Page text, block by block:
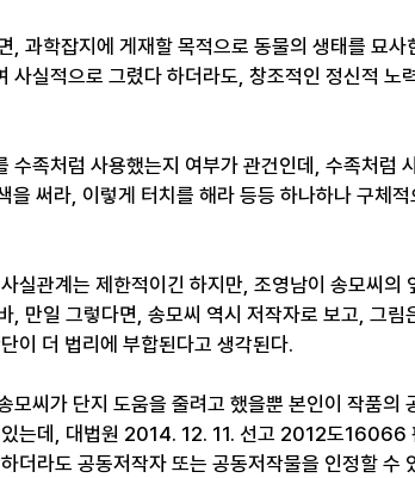
, 과학잡지에 게재할 목적으로 동물의 생태를 묘사
사실적으로 그렸다 하더라도, 창조적인 정신적 노
수족처럼 사용했는지 여부가 관건인데, 수족처럼
을 써라, 이렇게 터치를 해라 등등 하나하나 구체
실관계는 제한적이긴 하지만, 조영남이 송모씨의
, 만일 그렇다면, 송모씨 역시 저작자로 보고, 그림
이 더 법리에 부합된다고 생각된다.
모씨가 단지 도움을 줄려고 했을뿐 본인이 작품의
는데, 대법원 2014. 12. 11. 선고 2012도16066
더라도 공동저작자 또는 공동저작물을 인정할 수